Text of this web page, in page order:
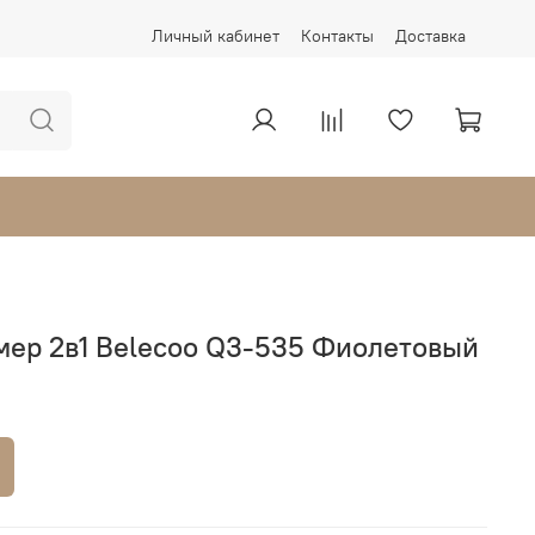
Личный кабинет Контакты Доставка
2в1 Belecoo Q3-535 Фиолетовый